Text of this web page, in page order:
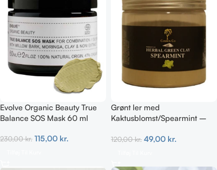
Evolve Organic Beauty True
Balance SOS Mask 60 ml
230,00kr. 115,00 kr.
Grønt ler med
Kaktusblomst/Spearmint –
120,00kr. 49,00 kr.